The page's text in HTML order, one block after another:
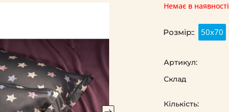
Немає в наявності
Розмір:: 50х70
Кількість:
Артикул:
Склад